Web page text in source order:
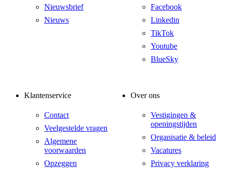
Nieuwsbrief
Nieuws
Facebook
Linkedin
TikTok
Youtube
BlueSky
Klantenservice
Contact
Veelgestelde vragen
Algemene
voorwaarden
Opzeggen
Over ons
Vestigingen &
openingstijden
Organisatie & beleid
Vacatures
Privacy verklaring